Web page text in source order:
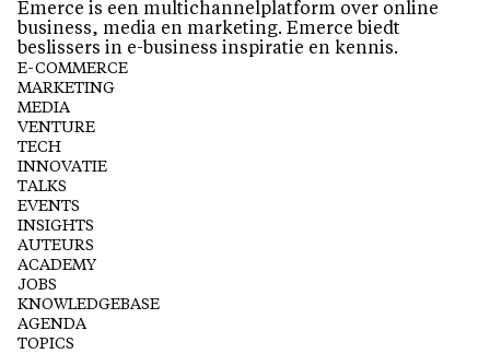
Emerce is een multichannelplatform over online
business, media en marketing. Emerce biedt
beslissers in e-business inspiratie en kennis.
E-COMMERCE
MARKETING
MEDIA
VENTURE
TECH
INNOVATIE
TALKS
EVENTS
INSIGHTS
AUTEURS
ACADEMY
JOBS
KNOWLEDGEBASE
AGENDA
TOPICS